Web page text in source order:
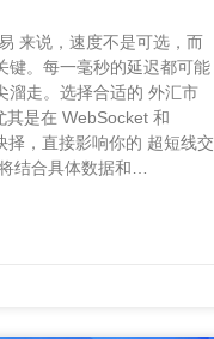
来说，速度不是可选，而
键。每一毫秒的延迟都可能
溜走。选择合适的 外汇市
其是在 WebSocket 和
择，直接影响你的 超短线交
结合具体数据和…